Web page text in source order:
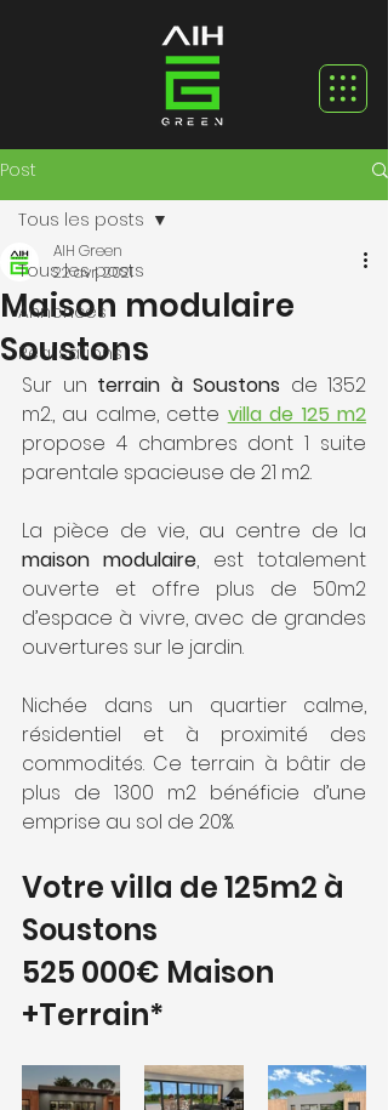
Post
Tous les posts
Annonces
Réalisations
Tous les posts
Maison modulaire
Soustons
AIH Green
22 avr. 2021
Sur un terrain à Soustons de 1352
m2., au calme, cette villa de 125 m2
propose 4 chambres dont 1 suite
parentale spacieuse de 21 m2.
maison modulaire, est totalement
ouverte et offre plus de 50m2
d’espace à vivre, avec de grandes
ouvertures sur le jardin.
Nichée dans un quartier calme,
résidentiel et à proximité des
commodités. Ce terrain à bâtir de
plus de 1300 m2 bénéficie d’une
emprise au sol de 20%.
Votre villa de 125m2 à
Soustons
525 000€ Maison
+Terrain*